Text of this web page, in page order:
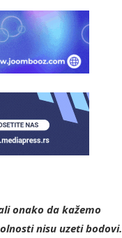
onako da kažemo
nisu uzeti bodovi.